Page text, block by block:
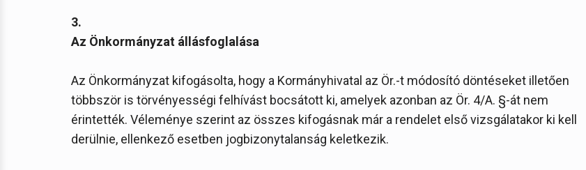
3.
Az Önkormányzat állásfoglalása
Az Önkormányzat kifogásolta, hogy a Kormányhivatal az Ör.-t módosító döntéseket illetően
többször is törvényességi felhívást bocsátott ki, amelyek azonban az Ör. 4/A. §-át nem
érintették. Véleménye szerint az összes kifogásnak már a rendelet első vizsgálatakor ki kell
derülnie, ellenkező esetben jogbizonytalanság keletkezik.